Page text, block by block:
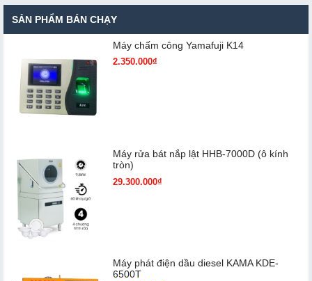
SẢN PHẨM BÁN CHẠY
Máy chấm cô​ng Yamafuji K14
2.350.000₫
Máy rửa bát nắp lật HHB-7000D (ô kính
tròn)
29.300.000₫
Máy phát điện dầu diesel KAMA KDE-
6500T